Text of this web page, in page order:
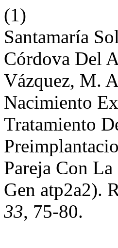
(1)
Santamaría
Córdova Del
Vázquez, M.
Nacimiento
Tratamiento
Pareja Con
Gen atp2a2).
33, 75-80.